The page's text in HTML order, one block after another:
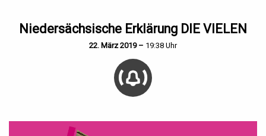
Niedersächsische Erklärung DIE VIELEN
22. März 2019 – 19:38 Uhr